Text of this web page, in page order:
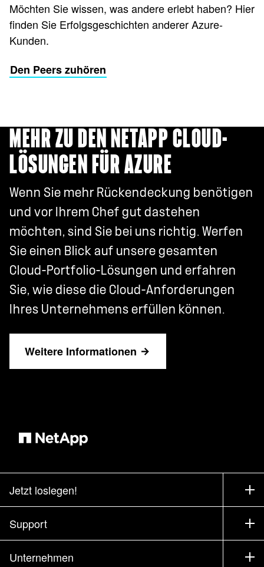
Möchten Sie wissen, was andere erlebt haben? Hier
finden Sie Erfolgsgeschichten anderer Azure-
Kunden.
Den Peers zuhören
MEHR ZU DEN NETAPP CLOUD-
LÖSUNGEN FÜR AZURE
Wenn Sie mehr Rückendeckung benötigen
und vor Ihrem Chef gut dastehen
möchten, sind Sie bei uns richtig. Werfen
Sie einen Blick auf unsere gesamten
Cloud-Portfolio-Lösungen und erfahren
Sie, wie diese die Cloud-Anforderungen
Ihres Unternehmens erfüllen können.
Weitere Informationen
Jetzt loslegen!
Bezugsquellen
Vertrieb kontaktieren
Partner finden
Support
Support
Unternehmen